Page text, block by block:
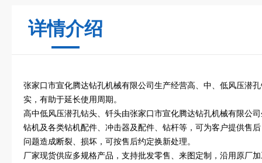
详情介绍
张家口市宣化腾达钻孔机械有限公司生产经营高、中、低风压潜
实，有助于延长使用周期。
高中低风压潜孔钻头、钎头由张家口市宣化腾达钻孔机械有限公
钻机及各类钻机配件、冲击器及配件、钻杆等，可为客户提供售
问题造成断裂、损坏，可按售后约定换新处理。
厂家现货供应多规格产品，支持批发零售、来图定制，沿用原厂